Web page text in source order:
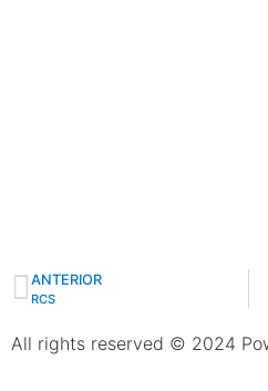
ANTERIOR
RCS
All rights reserved © 2024